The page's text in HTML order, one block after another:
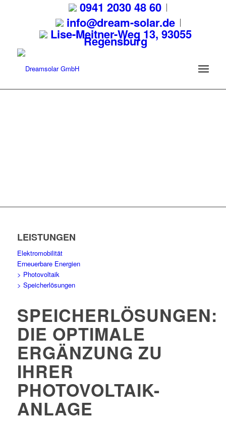
0941 2030 48 60
info@dream-solar.de
Lise-Meitner-Weg 13, 93055
Regensburg
LEISTUNGEN
Elektromobilität
Erneuerbare Energien
> Photovoltaik
> Speicherlösungen
SPEICHERLÖSUNGEN:
DIE OPTIMALE
ERGÄNZUNG ZU
IHRER
PHOTOVOLTAIK-
ANLAGE